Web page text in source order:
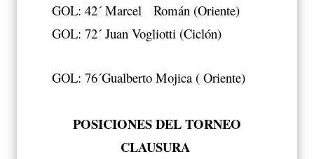
GOL: 42´ Marcel Román (Oriente)
GOL: 72´ Juan Vogliotti (Ciclón)
GOL: 76´Gualberto Mojica ( Oriente)
POSICIONES DEL TORNEO
CLAUSURA